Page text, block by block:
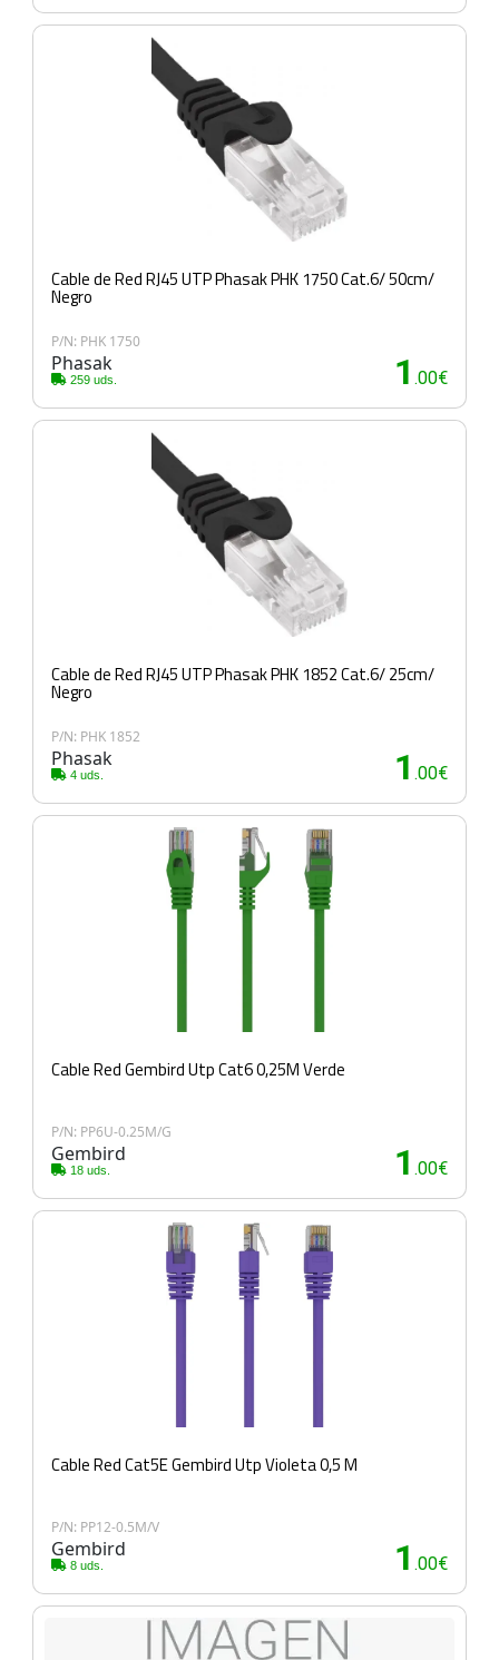
Cable de Red RJ45 UTP Phasak PHK 1750 Cat.6/ 50cm/
Negro
P/N: PHK 1750
Phasak
259 uds. 1 .00€
Cable de Red RJ45 UTP Phasak PHK 1852 Cat.6/ 25cm/
Negro
P/N: PHK 1852
Phasak
4 uds. 1 .00€
Cable Red Gembird Utp Cat6 0,25M Verde
P/N: PP6U-0.25M/G
Gembird
18 uds. 1 .00€
Cable Red Cat5E Gembird Utp Violeta 0,5 M
P/N: PP12-0.5M/V
Gembird
8 uds. 1 .00€